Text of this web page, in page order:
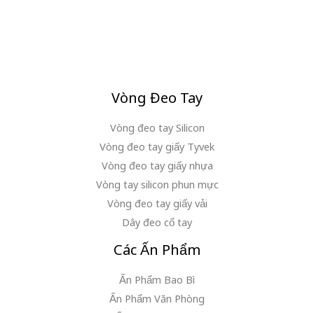
Vòng Đeo Tay
Vòng đeo tay Silicon
Vòng đeo tay giấy Tyvek
Vòng đeo tay giấy nhựa
Vòng tay silicon phun mực
Vòng đeo tay giấy vải
Dây đeo cổ tay
Các Ấn Phẩm
Ấn Phẩm Bao Bì
Ấn Phẩm Văn Phòng